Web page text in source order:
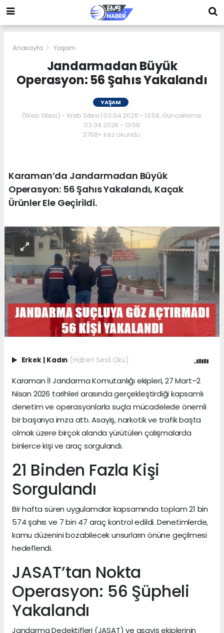
Anasayfa Yaşam
Jandarmadan Büyük
Operasyon: 56 Şahıs Yakalandı
YAŞAM
(Web Sitesi) - Web Sitesi | 03.04.2026 - 13:58, Güncelleme:
03.04.2026 - 13:58
3768+ kez okundu.
Karaman’da Jandarmadan Büyük
Operasyon: 56 Şahıs Yakalandı, Kaçak
Ürünler Ele Geçirildi.
Erkek Kadın (Haberi Sesli Oku)
Karaman İl Jandarma Komutanlığı ekipleri, 27 Mart–2
Nisan 2026 tarihleri arasında gerçekleştirdiği kapsamlı
denetim ve operasyonlarla suçla mücadelede önemli
bir başarıya imza attı. Asayiş, narkotik ve trafik başta
olmak üzere birçok alanda yürütülen çalışmalarda
binlerce kişi ve araç sorgulandı.
21 Binden Fazla Kişi
Sorgulandı
Bir hafta süren uygulamalar kapsamında toplam 21 bin
574 şahıs ve 7 bin 47 araç kontrol edildi. Denetimlerde,
kamu düzenini bozabilecek unsurların önüne geçilmesi
hedeflendi.
JASAT’tan Nokta
Operasyon: 56 Şüpheli
Yakalandı
Jandarma Dedektifleri (JASAT) ve asayiş ekiplerinin